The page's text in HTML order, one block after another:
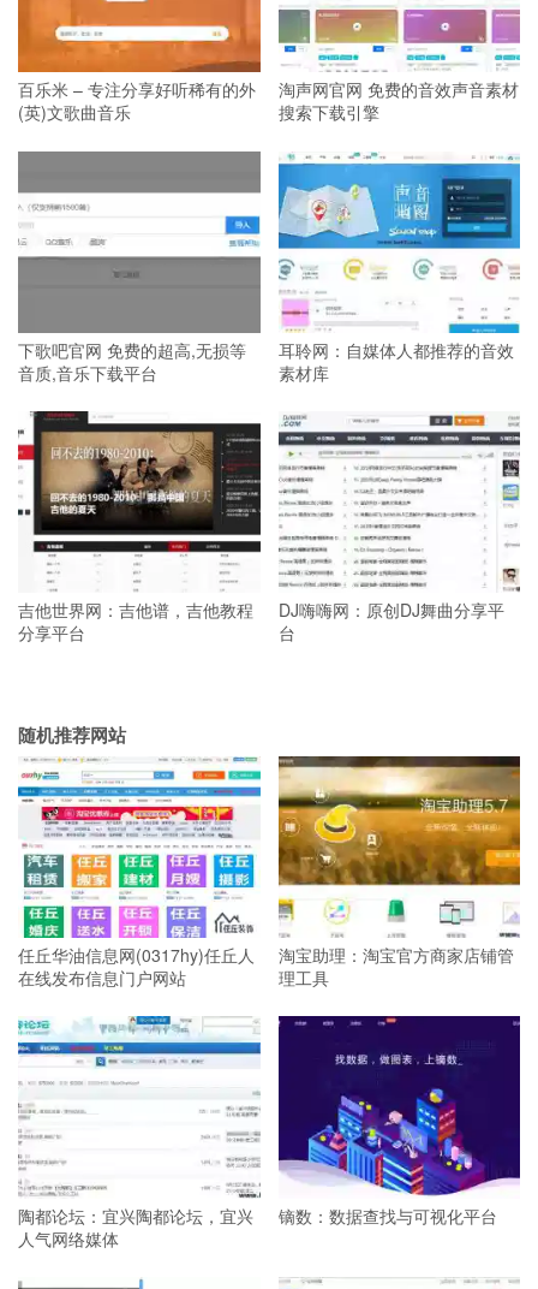
百乐米 – 专注分享好听稀有的外
(英)文歌曲音乐
淘声网官网 免费的音效声音素材
搜索下载引擎
下歌吧官网 免费的超高,无损等
音质,音乐下载平台
耳聆网：自媒体人都推荐的音效
素材库
吉他世界网：吉他谱，吉他教程
分享平台
DJ嗨嗨网：原创DJ舞曲分享平
台
随机推荐网站
任丘华油信息网(0317hy)任丘人
在线发布信息门户网站
淘宝助理：淘宝官方商家店铺管
理工具
陶都论坛：宜兴陶都论坛，宜兴
人气网络媒体
镝数：数据查找与可视化平台